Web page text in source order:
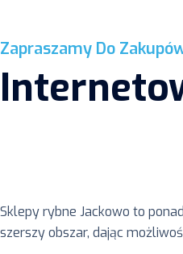
Zapraszamy Do
Sklepy rybne Jackowo to
szerszy obszar, dając